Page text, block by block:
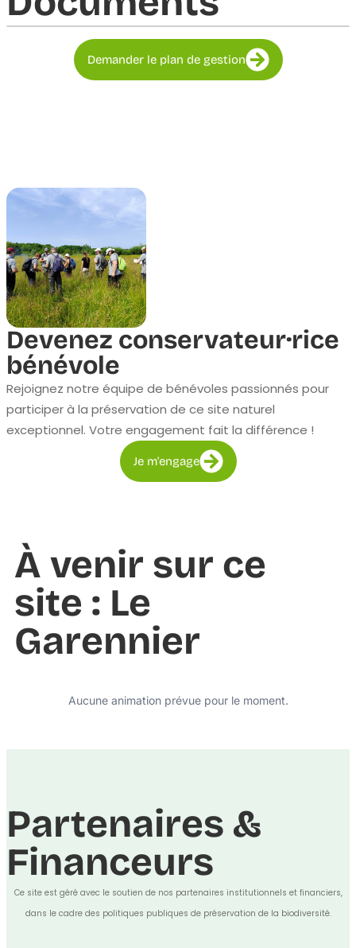
Demander le plan de gestion
Devenez conservateur·rice
bénévole
Rejoignez notre équipe de bénévoles passionnés pour
participer à la préservation de ce site naturel
exceptionnel. Votre engagement fait la différence !
Je m'engage
À venir sur ce
site : Le
Garennier
Aucune animation prévue pour le moment.
Partenaires &
Financeurs
Ce site est géré avec le soutien de nos partenaires institutionnels et financiers,
dans le cadre des politiques publiques de préservation de la biodiversité.